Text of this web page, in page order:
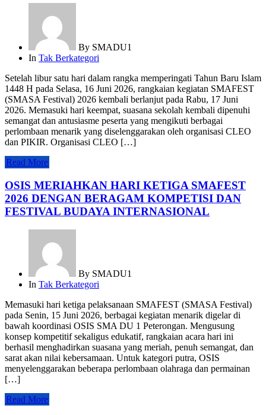
By SMADU1
In Tak Berkategori
Setelah libur satu hari dalam rangka memperingati Tahun Baru Islam
1448 H pada Selasa, 16 Juni 2026, rangkaian kegiatan SMAFEST
(SMASA Festival) 2026 kembali berlanjut pada Rabu, 17 Juni
2026. Memasuki hari keempat, suasana sekolah kembali dipenuhi
semangat dan antusiasme peserta yang mengikuti berbagai
perlombaan menarik yang diselenggarakan oleh organisasi CLEO
dan PIKIR. Organisasi CLEO […]
Read More
OSIS MERIAHKAN HARI KETIGA SMAFEST
2026 DENGAN BERAGAM KOMPETISI DAN
FESTIVAL BUDAYA INTERNASIONAL
By SMADU1
In Tak Berkategori
Memasuki hari ketiga pelaksanaan SMAFEST (SMASA Festival)
pada Senin, 15 Juni 2026, berbagai kegiatan menarik digelar di
bawah koordinasi OSIS SMA DU 1 Peterongan. Mengusung
konsep kompetitif sekaligus edukatif, rangkaian acara hari ini
berhasil menghadirkan suasana yang meriah, penuh semangat, dan
sarat akan nilai kebersamaan. Untuk kategori putra, OSIS
menyelenggarakan beberapa perlombaan olahraga dan permainan
[…]
Read More